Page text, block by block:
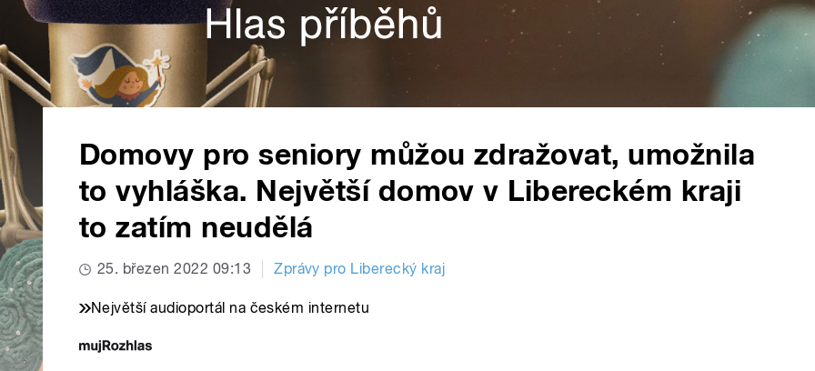
Domovy pro seniory můžou zdražovat, umožnila
to vyhláška. Největší domov v Libereckém kraji
to zatím neudělá
25. březen 2022 09:13 Zprávy pro Liberecký kraj
Největší audioportál na českém internetu